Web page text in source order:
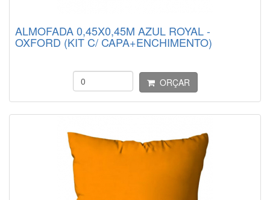
ALMOFADA 0,45X0,45M AZUL ROYAL -
OXFORD (KIT C/ CAPA+ENCHIMENTO)
ORÇAR